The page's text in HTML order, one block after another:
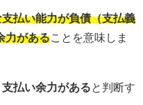
払い能力が負債（支払義
力があることを意味しま
払い余力があると判断す